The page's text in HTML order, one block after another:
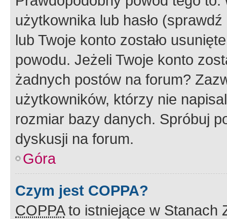
użytkownika lub hasło
lub Twoje konto zostało
powodu. Jeżeli Twoje konto
żadnych postów na forum?
użytkowników, którzy nie
rozmiar bazy danych. Spróbuj
dyskusji na forum.
Góra
Czym jest COPPA?
COPPAto istniejące w Stanach